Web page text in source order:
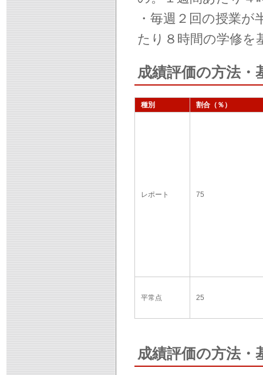
・毎週２回の授業
たり８時間の学修を
成績評価の方法・
種別 割合（％）
レポート 75
平常点 25
成績評価の方法・